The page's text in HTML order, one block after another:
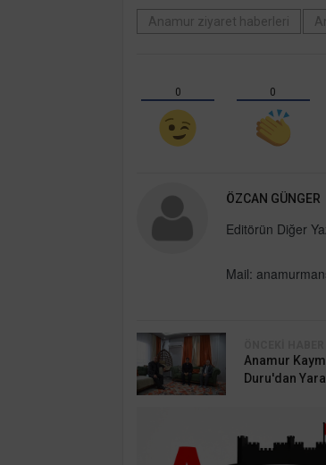
Anamur ziyaret haberleri
0 0
ÖZCAN GÜNGER
Editörün Diğer
Mail:
Anamur
Duru'dan